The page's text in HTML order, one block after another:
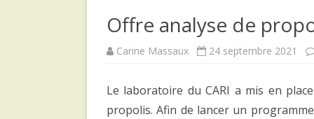
Offre analyse de
Carine Massaux 24 septembre 2021
Le laboratoire du CARI a mis en
propolis. Afin de lancer un